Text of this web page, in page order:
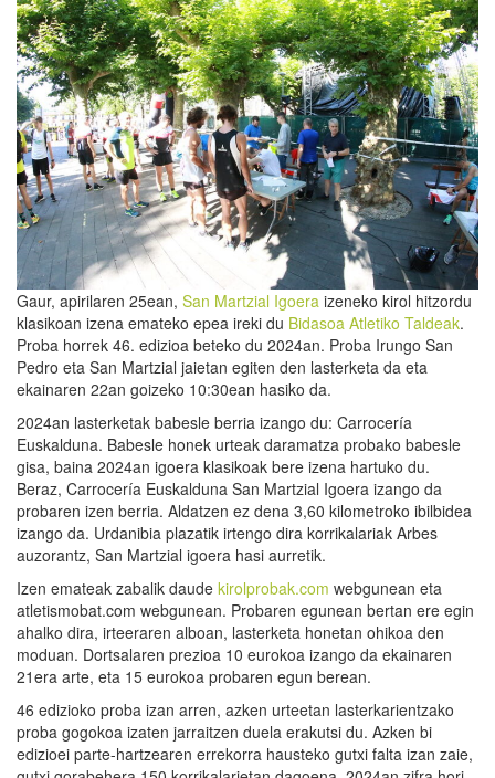
Gaur, apirilaren 25ean, San Martzial Igoera izeneko kirol hitzordu
klasikoan izena emateko epea ireki du Bidasoa Atletiko Taldeak.
Proba horrek 46. edizioa beteko du 2024an. Proba Irungo San
Pedro eta San Martzial jaietan egiten den lasterketa da eta
ekainaren 22an goizeko 10:30ean hasiko da.
2024an lasterketak babesle berria izango du: Carrocería
Euskalduna. Babesle honek urteak daramatza probako babesle
gisa, baina 2024an igoera klasikoak bere izena hartuko du.
Beraz, Carrocería Euskalduna San Martzial Igoera izango da
probaren izen berria. Aldatzen ez dena 3,60 kilometroko ibilbidea
izango da. Urdanibia plazatik irtengo dira korrikalariak Arbes
auzorantz, San Martzial igoera hasi aurretik.
Izen emateak zabalik daude kirolprobak.com webgunean eta
atletismobat.com webgunean. Probaren egunean bertan ere egin
ahalko dira, irteeraren alboan, lasterketa honetan ohikoa den
moduan. Dortsalaren prezioa 10 eurokoa izango da ekainaren
21era arte, eta 15 eurokoa probaren egun berean.
46 edizioko proba izan arren, azken urteetan lasterkarientzako
proba gogokoa izaten jarraitzen duela erakutsi du. Azken bi
edizioei parte-hartzearen errekorra hausteko gutxi falta izan zaie,